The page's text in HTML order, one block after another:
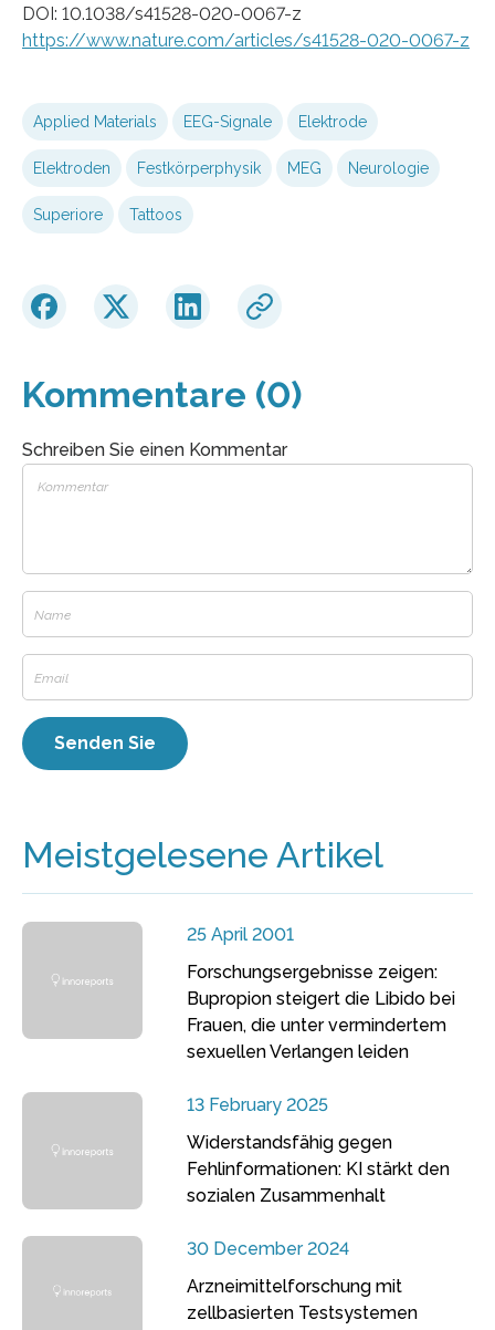
DOI: 10.1038/s41528-020-0067-z
https://www.nature.com/articles/s41528-020-0067-z
Applied Materials EEG-Signale Elektrode
Elektroden Festkörperphysik MEG Neurologie
Superiore Tattoos
Kommentare (0)
Schreiben Sie einen Kommentar
Meistgelesene Artikel
25 April 2001
Forschungsergebnisse zeigen:
Bupropion steigert die Libido bei
Frauen, die unter vermindertem
sexuellen Verlangen leiden
13 February 2025
Widerstandsfähig gegen
Fehlinformationen: KI stärkt den
sozialen Zusammenhalt
30 December 2024
Arzneimittelforschung mit
zellbasierten Testsystemen